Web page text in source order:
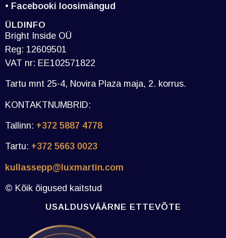
• Facebooki loosimängud
ÜLDINFO
Bright Inside OÜ
Reg: 12609501
VAT nr: EE102571822
Tartu mnt 25-4, Novira Plaza maja, 2. korrus.
KONTAKTNUMBRID:
Tallinn: +372 5887 4778
Tartu: +372 5663 0023
kullassepp@luxmartin.com
© Kõik õigused kaitstud
USALDUSVÄÄRNE ETTEVÕTE